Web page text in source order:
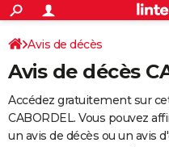
ACTUALITÉS
Politique
Société
Faits Divers
Education
Monde
Villes
+
SPORT
Coupe du monde 2026
Football
Tennis
Cyclisme
Rugby
Forum
Programme TV
TNT
Streaming
Cinéma
Sorties cinéma
Musique
+
FINANCE
Avis de décès
Avis de décès
Accédez gratuitement sur
CABORDEL. Vous pouvez
un avis de décès ou un avis